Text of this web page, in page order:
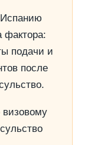
Испанию
фактора:
подачи и
после
визовому